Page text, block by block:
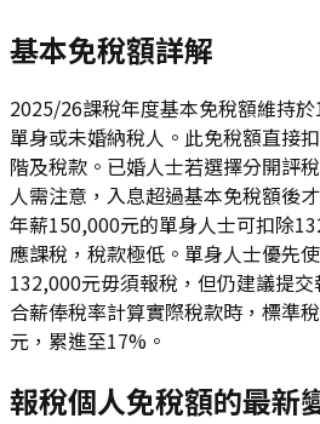
基本免稅額詳解
2025/26課稅年度基本免稅額維持
單身或未婚納稅人。此免稅額直接
階及稅款。已婚人士若選擇分開評
人需注意，入息超過基本免稅額後
年薪150,000元的單身人士可扣除
應課稅，稅款極低。單身人士優先
132,000元毋須報稅，但仍建議提
合薪俸稅率計算實際稅款時，標準
元，累進至17%。
報稅個人免稅額的最新